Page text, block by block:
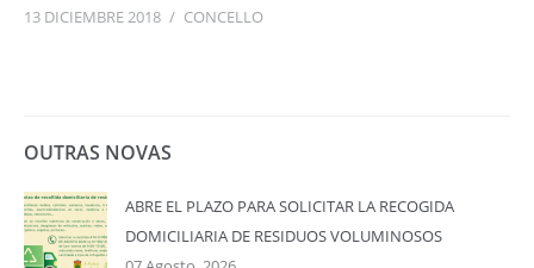
13 DICIEMBRE 2018 / CONCELLO
OUTRAS NOVAS
ABRE EL PLAZO PARA SOLICITAR LA RECOGIDA
DOMICILIARIA DE RESIDUOS VOLUMINOSOS